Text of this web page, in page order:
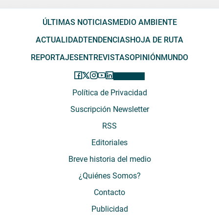
ÚLTIMAS NOTICIAS MEDIO AMBIENTE
ACTUALIDADTENDENCIAS HOJA DE RUTA
REPORTAJES ENTREVISTASOPINIÓN MUNDO
Política de Privacidad
Suscripción Newsletter
RSS
Editoriales
Breve historia del medio
¿Quiénes Somos?
Contacto
Publicidad